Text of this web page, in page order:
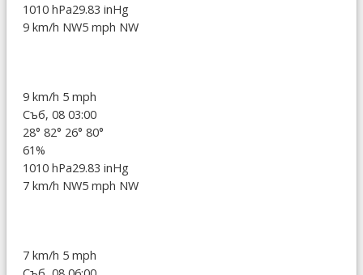
1010 hPa29.83 inHg
9 km/h NW5 mph NW
9 km/h 5 mph
Съб, 08 03:00
28° 82° 26° 80°
61%
1010 hPa29.83 inHg
7 km/h NW5 mph NW
7 km/h 5 mph